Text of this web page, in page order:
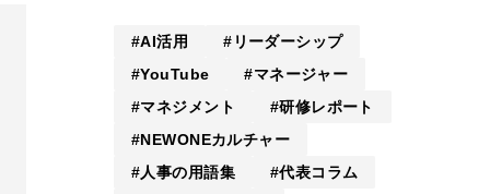
AI活用
リーダーシップ
YouTube
マネージャー
マネジメント
研修レポート
NEWONEカルチャー
人事の用語集
代表コラム